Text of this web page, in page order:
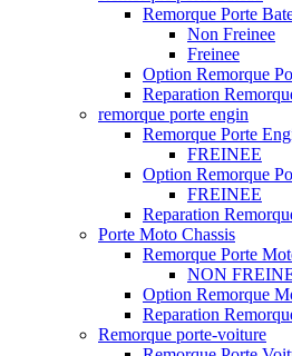
Remorque Porte
Non Freinee
Freinee
Option Remorque
Reparation
remorque porte engin
Remorque Porte
FREINEE
Option Remorque
FREINEE
Reparation
Porte Moto Chassis
Remorque Porte
NON
Option Remorque
Reparation
Remorque porte-voiture